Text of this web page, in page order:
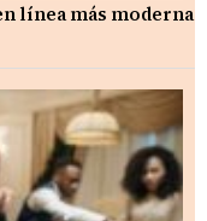
línea más moderna